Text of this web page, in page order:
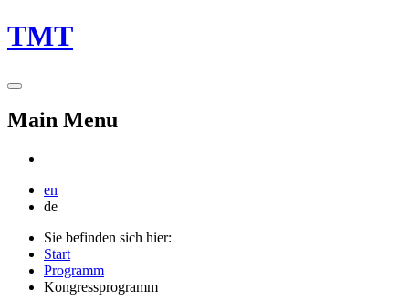
TMT
Main Menu
en
de
Sie befinden sich hier:
Start
Programm
Kongressprogramm